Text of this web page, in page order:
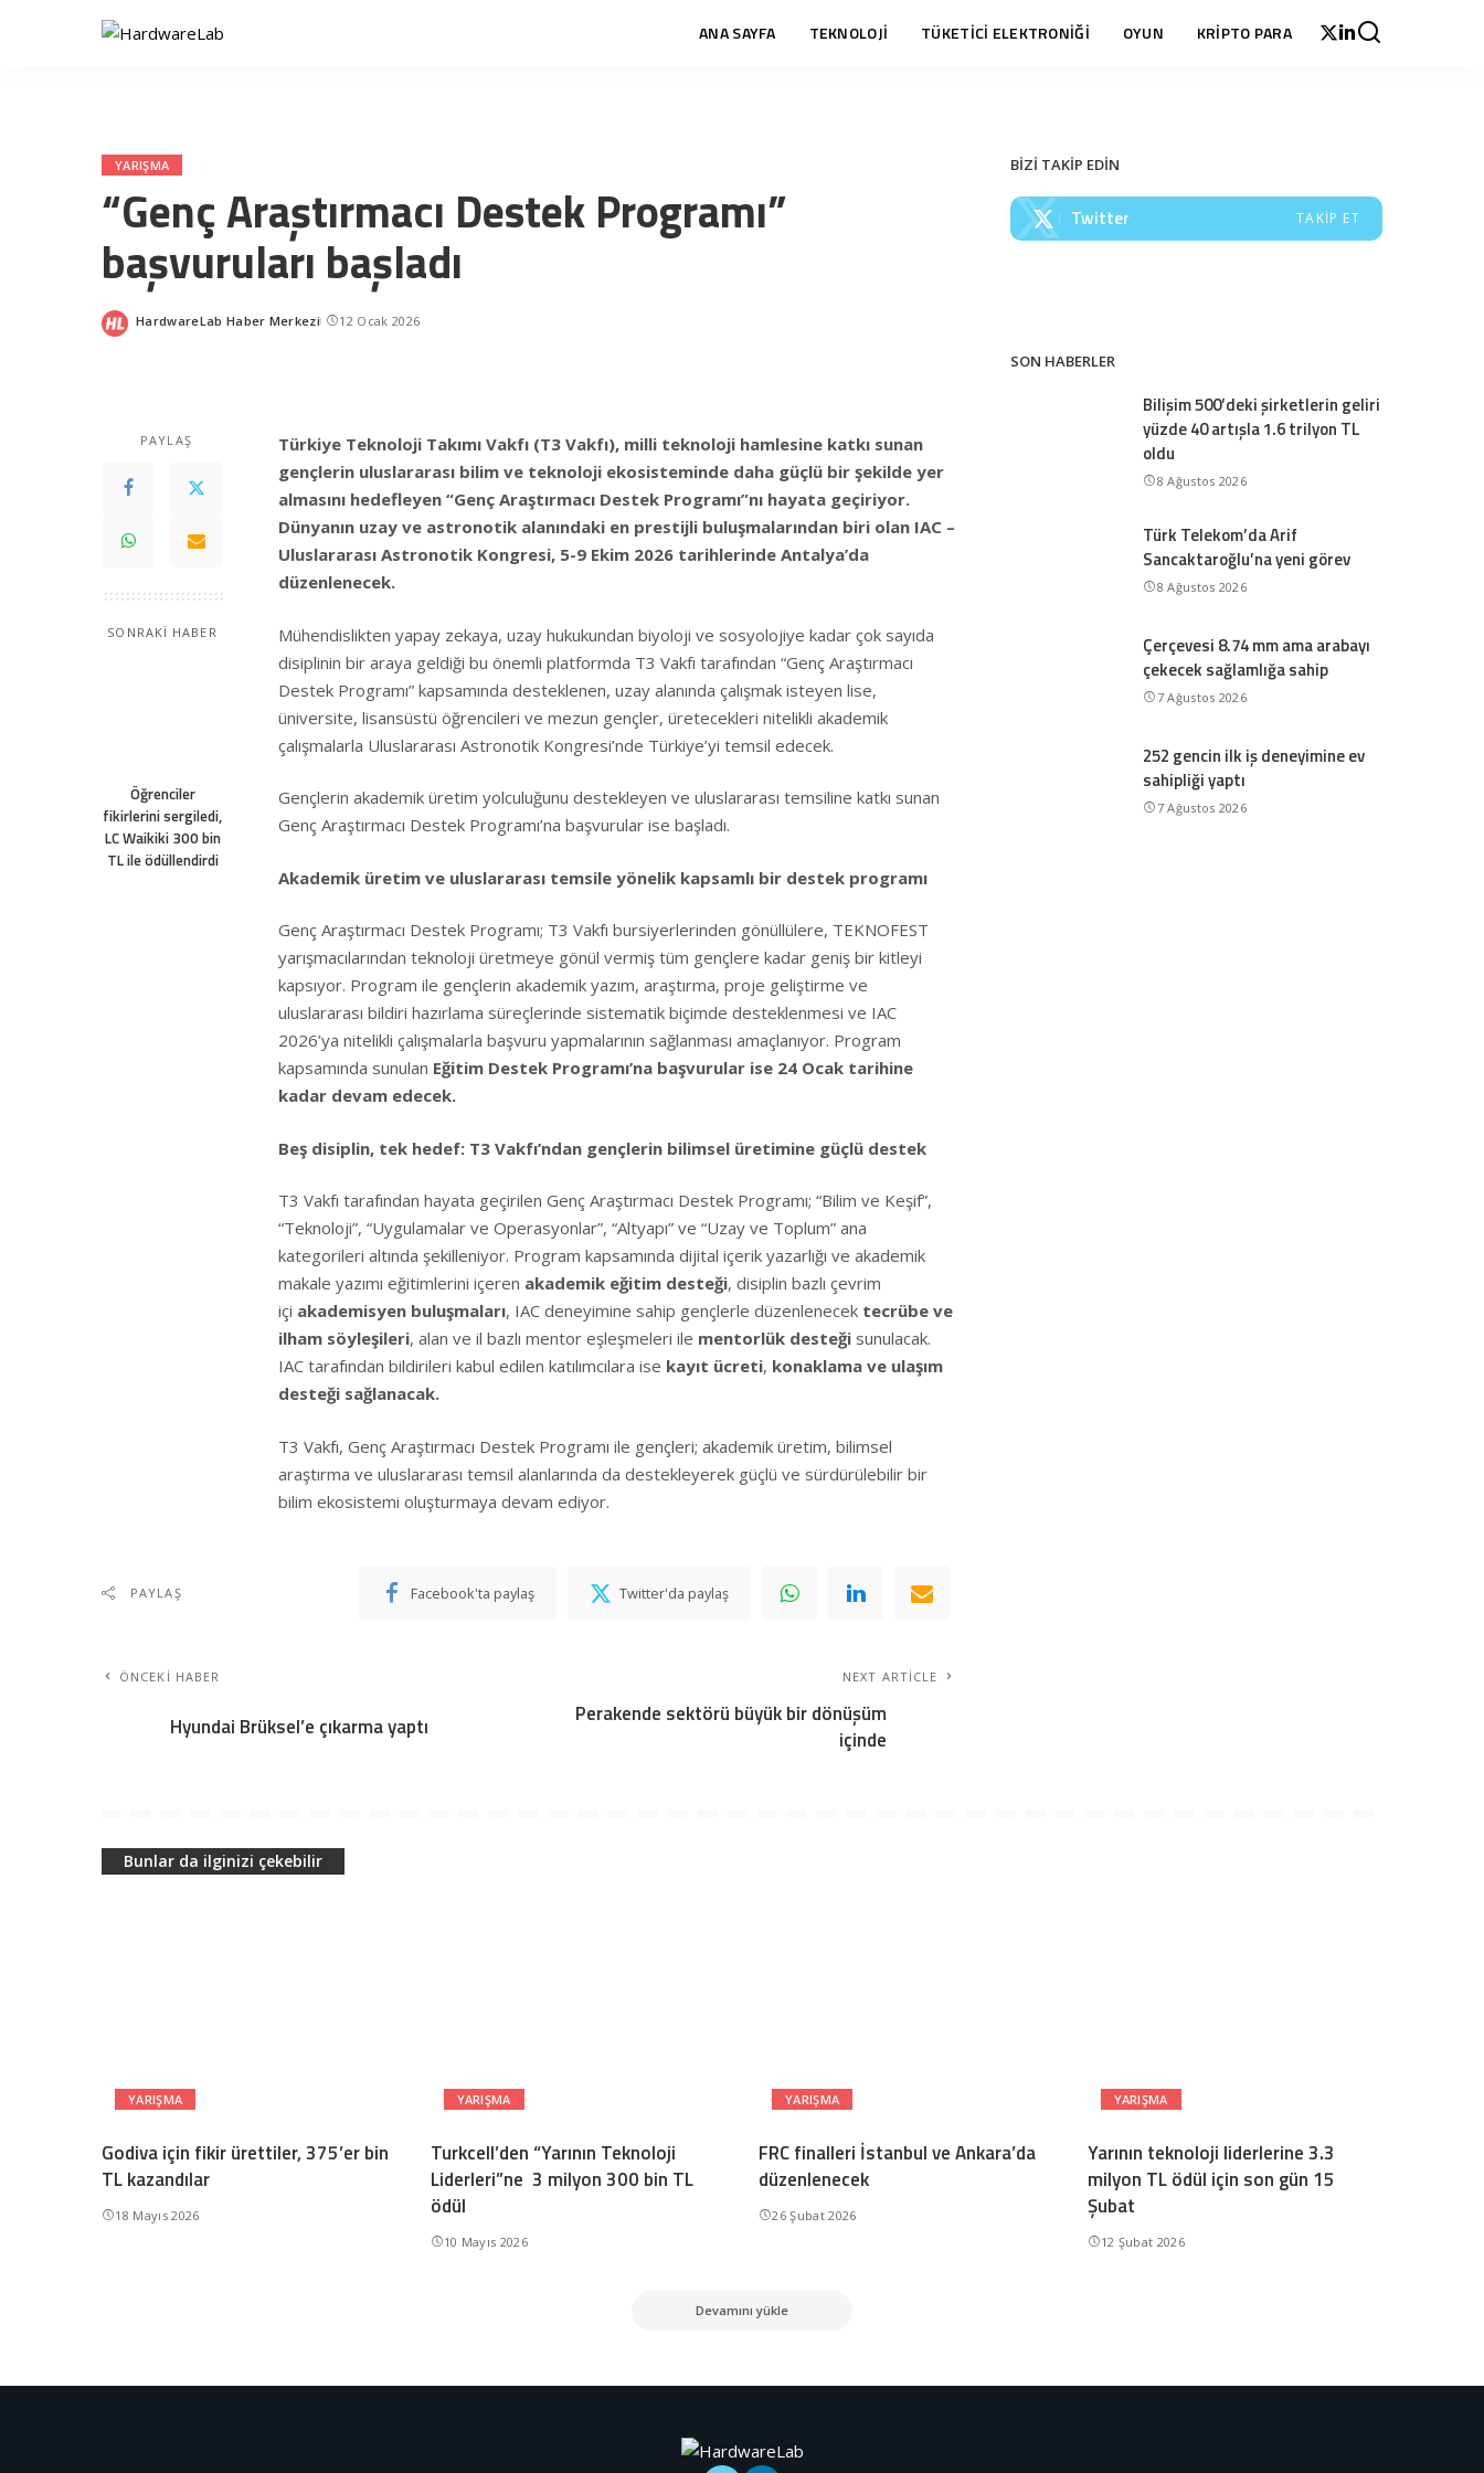
ANA SAYFA TEKNOLOJİ TÜKETİCİ ELEKTRONİĞİ OYUN KRİPTO PARA
YARIŞMA
“Genç Araştırmacı Destek Programı”
başvuruları başladı
Posted
HardwareLab Haber Merkezi 12 Ocak 2026
PAYLAŞ
SONRAKİ HABER
Öğrenciler
fikirlerini sergiledi,
LC Waikiki 300 bin
TL ile ödüllendirdi
Türkiye Teknoloji Takımı Vakfı (T3 Vakfı), milli teknoloji hamlesine katkı sunan
gençlerin uluslararası bilim ve teknoloji ekosisteminde daha güçlü bir şekilde yer
almasını hedefleyen “Genç Araştırmacı Destek Programı”nı hayata geçiriyor.
Dünyanın uzay ve astronotik alanındaki en prestijli buluşmalarından biri olan IAC –
Uluslararası Astronotik Kongresi, 5-9 Ekim 2026 tarihlerinde Antalya’da
düzenlenecek.
Mühendislikten yapay zekaya, uzay hukukundan biyoloji ve sosyolojiye kadar çok sayıda
disiplinin bir araya geldiği bu önemli platformda T3 Vakfı tarafından “Genç Araştırmacı
Destek Programı” kapsamında desteklenen, uzay alanında çalışmak isteyen lise,
üniversite, lisansüstü öğrencileri ve mezun gençler, üretecekleri nitelikli akademik
çalışmalarla Uluslararası Astronotik Kongresi’nde Türkiye’yi temsil edecek.
Gençlerin akademik üretim yolculuğunu destekleyen ve uluslararası temsiline katkı sunan
Genç Araştırmacı Destek Programı’na başvurular ise başladı.
Akademik üretim ve uluslararası temsile yönelik kapsamlı bir destek programı
Genç Araştırmacı Destek Programı; T3 Vakfı bursiyerlerinden gönüllülere, TEKNOFEST
yarışmacılarından teknoloji üretmeye gönül vermiş tüm gençlere kadar geniş bir kitleyi
kapsıyor. Program ile gençlerin akademik yazım, araştırma, proje geliştirme ve
uluslararası bildiri hazırlama süreçlerinde sistematik biçimde desteklenmesi ve IAC
2026’ya nitelikli çalışmalarla başvuru yapmalarının sağlanması amaçlanıyor. Program
kapsamında sunulan Eğitim Destek Programı’na başvurular ise 24 Ocak tarihine
kadar devam edecek.
Beş disiplin, tek hedef: T3 Vakfı’ndan gençlerin bilimsel üretimine güçlü destek
T3 Vakfı tarafından hayata geçirilen Genç Araştırmacı Destek Programı; “Bilim ve Keşif”,
“Teknoloji”, “Uygulamalar ve Operasyonlar”, “Altyapı” ve “Uzay ve Toplum” ana
kategorileri altında şekilleniyor. Program kapsamında dijital içerik yazarlığı ve akademik
makale yazımı eğitimlerini içeren akademik eğitim desteği, disiplin bazlı çevrim
içi akademisyen buluşmaları, IAC deneyimine sahip gençlerle düzenlenecek tecrübe ve
ilham söyleşileri, alan ve il bazlı mentor eşleşmeleri ile mentorlük desteği sunulacak.
IAC tarafından bildirileri kabul edilen katılımcılara ise kayıt ücreti, konaklama ve ulaşım
desteği sağlanacak.
T3 Vakfı, Genç Araştırmacı Destek Programı ile gençleri; akademik üretim, bilimsel
araştırma ve uluslararası temsil alanlarında da destekleyerek güçlü ve sürdürülebilir bir
bilim ekosistemi oluşturmaya devam ediyor.
PAYLAŞ Facebook'ta paylaş Twitter'da paylaş
ÖNCEKI HABER
Hyundai Brüksel’e çıkarma yaptı
NEXT ARTICLE
Perakende sektörü büyük bir dönüşüm
içinde
BİZİ TAKİP EDİN
Twitter TAKIP ET
SON HABERLER
Bilişim 500’deki şirketlerin geliri
yüzde 40 artışla 1.6 trilyon TL
oldu
8 Ağustos 2026
Türk Telekom’da Arif
Sancaktaroğlu’na yeni görev
8 Ağustos 2026
Çerçevesi 8.74 mm ama arabayı
çekecek sağlamlığa sahip
7 Ağustos 2026
252 gencin ilk iş deneyimine ev
sahipliği yaptı
7 Ağustos 2026
Bunlar da ilginizi çekebilir
YARIŞMA
Godiva için fikir ürettiler, 375’er bin
TL kazandılar
18 Mayıs 2026
YARIŞMA
Turkcell’den “Yarının Teknoloji
Liderleri”ne 3 milyon 300 bin TL
ödül
10 Mayıs 2026
YARIŞMA
FRC finalleri İstanbul ve Ankara’da
düzenlenecek
26 Şubat 2026
YARIŞMA
Yarının teknoloji liderlerine 3.3
milyon TL ödül için son gün 15
Şubat
12 Şubat 2026
Devamını yükle